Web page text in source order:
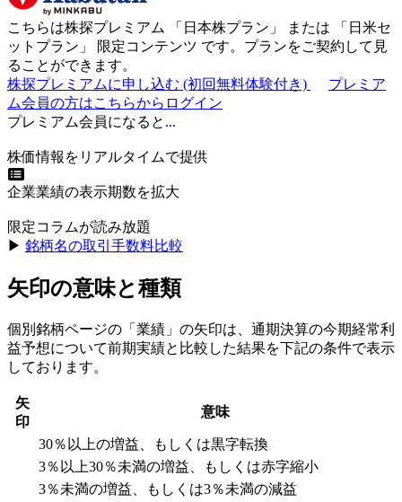
こちらは株探プレミアム 「 日本株プラン 」 または 「 日米セ
ットプラン 」 限定コンテンツ です。プランをご契約して見
ることができます。
株探プレミアムに申し込む (初回無料体験付き)
プレミア
ム会員の方はこちらからログイン
プレミアム会員になると...
株価情報をリアルタイムで提供
企業業績の表示期数を拡大
限定コラムが読み放題
▶︎ 銘柄名の取引手数料比較
矢印の意味と種類
個別銘柄ページの「業績」の矢印は、通期決算の今期経常利
益予想について前期実績と比較した結果を下記の条件で表示
しております。
矢
印
意味
30％以上の増益、もしくは黒字転換
3％以上30％未満の増益、もしくは赤字縮小
3％未満の増益、もしくは3％未満の減益